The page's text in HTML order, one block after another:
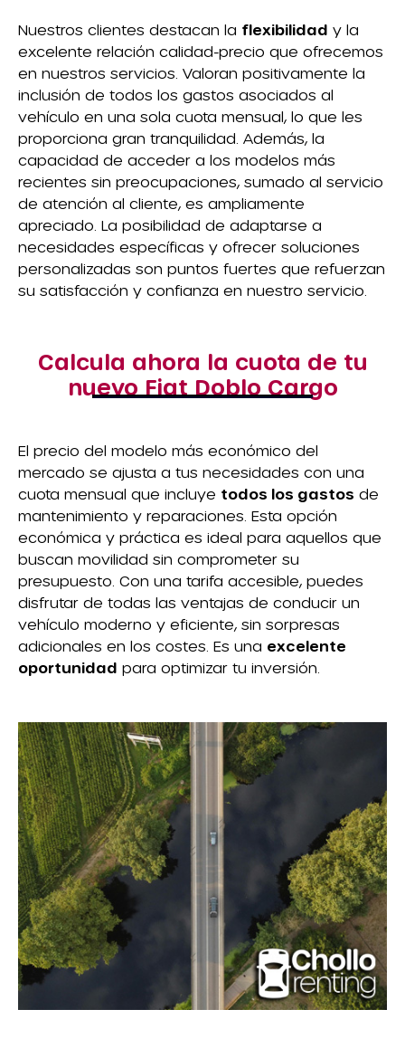
Nuestros clientes destacan la flexibilidad y la
excelente relación calidad-precio que ofrecemos
en nuestros servicios. Valoran positivamente la
inclusión de todos los gastos asociados al
vehículo en una sola cuota mensual, lo que les
proporciona gran tranquilidad. Además, la
capacidad de acceder a los modelos más
recientes sin preocupaciones, sumado al servicio
de atención al cliente, es ampliamente
apreciado. La posibilidad de adaptarse a
necesidades específicas y ofrecer soluciones
personalizadas son puntos fuertes que refuerzan
su satisfacción y confianza en nuestro servicio.
Calcula ahora la cuota de tu
nuevo Fiat Doblo Cargo
El precio del modelo más económico del
mercado se ajusta a tus necesidades con una
cuota mensual que incluye todos los gastos de
mantenimiento y reparaciones. Esta opción
económica y práctica es ideal para aquellos que
buscan movilidad sin comprometer su
presupuesto. Con una tarifa accesible, puedes
disfrutar de todas las ventajas de conducir un
vehículo moderno y eficiente, sin sorpresas
adicionales en los costes. Es una excelente
oportunidad para optimizar tu inversión.